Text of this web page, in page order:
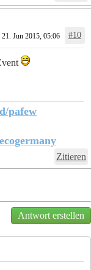
21. Jun 2015, 05:06 #10
pafew
Zitieren
Antwort erstellen